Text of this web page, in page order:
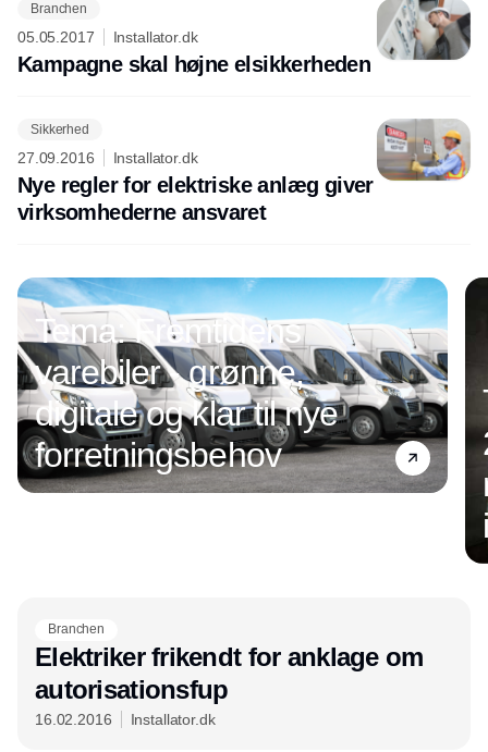
Branchen
05.05.2017 Installator.dk
Kampagne skal højne elsikkerheden
Sikkerhed
27.09.2016 Installator.dk
Nye regler for elektriske anlæg giver
virksomhederne ansvaret
Tema: Fremtidens
varebiler - grønne,
digitale og klar til nye
forretningsbehov
Branchen
Elektriker frikendt for anklage om
autorisationsfup
16.02.2016 Installator.dk